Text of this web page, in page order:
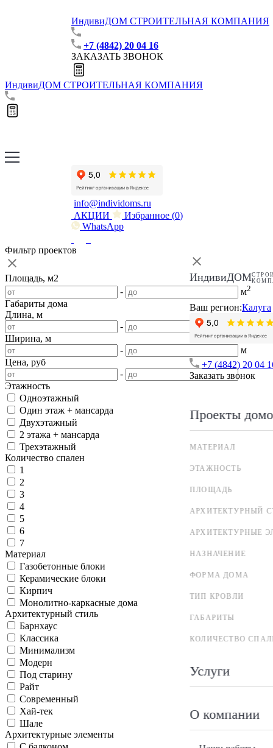
ИндивиДОМ СТРОИТЕЛЬНАЯ КОМПАНИЯ
+7 (4842) 20 04 16
ЗАКАЗАТЬ ЗВОНОК
ИндивиДОМ СТРОИТЕЛЬНАЯ КОМПАНИЯ
info@individoms.ru
АКЦИИ
Избранное (0)
WhatsApp
ИндивиДОМ
Ваш регион:Калуга
+7 (4842) 20 04
Заказать звонок
Проекты
МАТЕРИАЛ
ЭТАЖНОСТЬ
ПЛОЩАДЬ
АРХИТЕКТУРНЫЙ
АРХИТЕКТУРНЫЕ
НАЗНАЧЕНИЕ
ФОРМА ДОМА
ТИП КРОВЛИ
ГАБАРИТЫ
КОЛИЧЕСТВО
Услуги
О компании
Фильтр проектов
Площадь, м2
-
м2
Габариты дома
Длина, м
-
м
Ширина, м
-
м
Цена, руб
-
Этажность
Одноэтажный
Один этаж + мансарда
Двухэтажный
2 этажа + мансарда
Трехэтажный
Количество спален
1
2
3
4
5
6
7
Материал
Газобетонные блоки
Керамические блоки
Кирпич
Монолитно-каркасные дома
Архитектурный стиль
Барнхаус
Классика
Минимализм
Модерн
Под старину
Райт
Современный
Хай-тек
Шале
Архитектурные элементы